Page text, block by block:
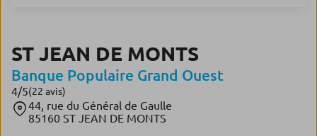
ST JEAN DE MONTS
Banque Populaire Grand Ouest
4/5Note de 4 sur 5
(22 avis)
44, rue du Général de Gaulle
85160 ST JEAN DE MONTS